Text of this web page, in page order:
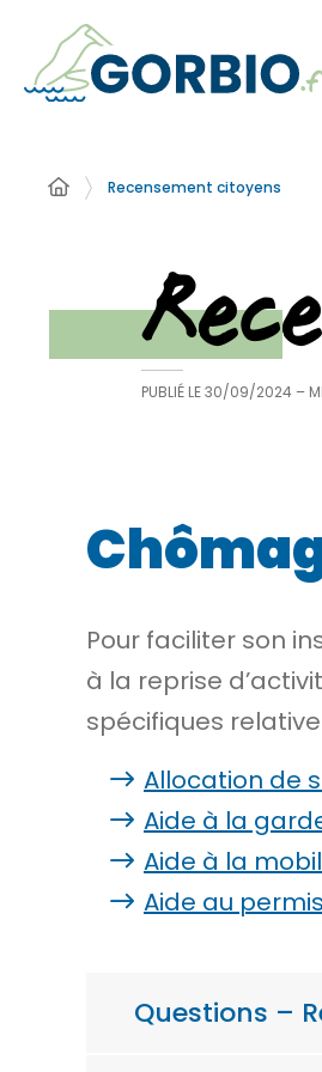
Recensement citoyens
PUBLIÉ LE30/09/2024 –
Pour faciliter son
à la reprise
spécifiques
Allocation de
Aide à la
Aide à la
Aide au
Questions –